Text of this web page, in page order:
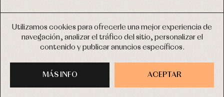
Utilizamos cookies para ofrecerle una mejor experiencia de
navegación, analizar el tráfico del sitio, personalizar el
contenido y publicar anuncios específicos.
ACEPTAR
MÁS INFO
COPYRIGHT © 2026 PRIMER BEBÉ.
TODOS LOS DERECHOS RESERVADOS
DISEÑO WEB SGM
mis datos personales explicada en laPolítica de privacidad
(*) Quiero recibir novedades y comunicaciones comerciales
personalizadas de Primer Bebé a través del email